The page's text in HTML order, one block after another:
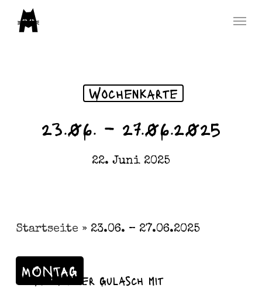
Skip
Wochenkarte
23.06. – 27.06.2025
22. Juni 2025
Startseite » 23.06. – 27.06.2025
MONTAG
Szegediner Gulasch mit